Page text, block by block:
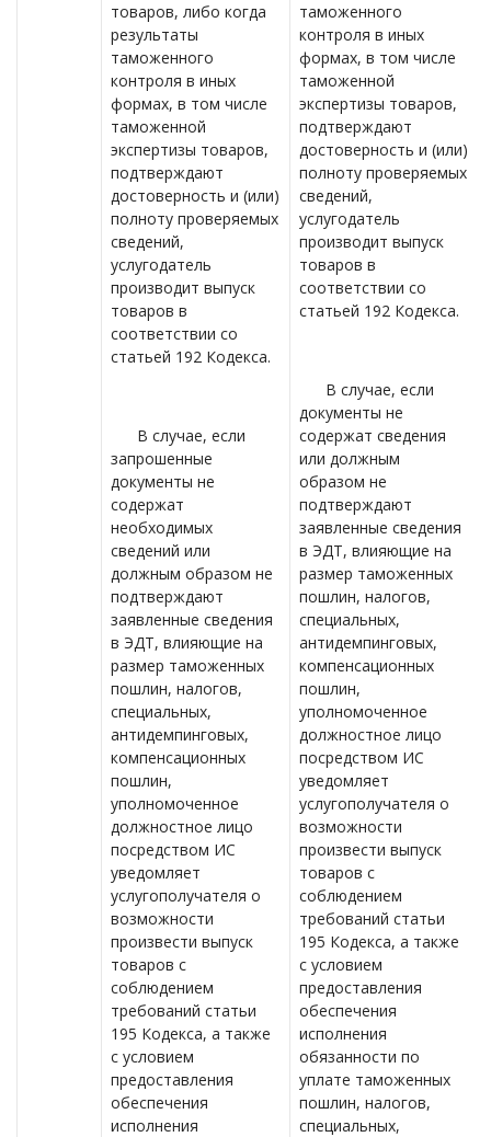
товаров, либо когда
результаты
таможенного
контроля в иных
формах, в том числе
таможенной
экспертизы товаров,
подтверждают
достоверность и (или)
полноту проверяемых
сведений,
услугодатель
производит выпуск
товаров в
соответствии со
статьей 192 Кодекса.
В случае, если
запрошенные
документы не
содержат
необходимых
сведений или
должным образом не
подтверждают
заявленные сведения
в ЭДТ, влияющие на
размер таможенных
пошлин, налогов,
специальных,
антидемпинговых,
компенсационных
пошлин,
уполномоченное
должностное лицо
посредством ИС
уведомляет
услугополучателя о
возможности
произвести выпуск
товаров с
соблюдением
требований статьи
195 Кодекса, а также
с условием
предоставления
обеспечения
исполнения
таможенного
контроля в иных
формах, в том числе
таможенной
экспертизы товаров,
подтверждают
достоверность и (или)
полноту проверяемых
сведений,
услугодатель
производит выпуск
товаров в
соответствии со
статьей 192 Кодекса.
В случае, если
документы не
содержат сведения
или должным
образом не
подтверждают
заявленные сведения
в ЭДТ, влияющие на
размер таможенных
пошлин, налогов,
специальных,
антидемпинговых,
компенсационных
пошлин,
уполномоченное
должностное лицо
посредством ИС
уведомляет
услугополучателя о
возможности
произвести выпуск
товаров с
соблюдением
требований статьи
195 Кодекса, а также
с условием
предоставления
обеспечения
исполнения
обязанности по
уплате таможенных
пошлин, налогов,
специальных,